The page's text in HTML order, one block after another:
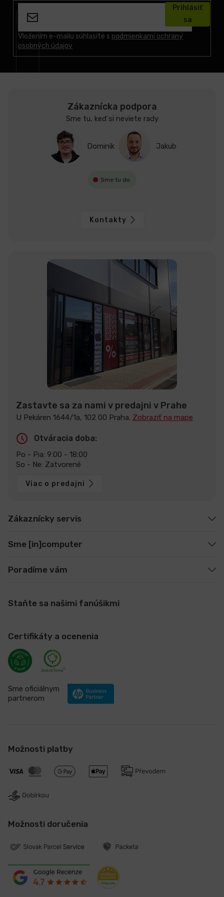
Vložením e-mailu súhlasíte s podmienkami ochrany
osobných údajov
Prihlásiť
sa
Zákaznícka podpora
Sme tu, keď si neviete rady
Dominik Jakub
Sme tu do
Kontakty
Zastavte sa za nami v predajni v Prahe
U Pekáren 1644/1a, 102 00 Praha. Zobraziť na mape
Otváracia doba:
Po - Pia: 9:00 - 18:00
So - Ne: Zatvorené
Viac o predajni
Zákaznícky servis
Sme [in]computer
Poradíme vám
Staňte sa našimi fanúšikmi
Certifikáty a ocenenia
Sme oficiálnym
partnerom
Možnosti platby
Možnosti doručenia